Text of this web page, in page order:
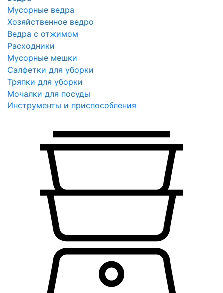
Мусорные ведра
Хозяйственное ведро
Ведра с отжимом
Расходники
Мусорные мешки
Салфетки для уборки
Тряпки для уборки
Мочалки для посуды
Инструменты и приспособления